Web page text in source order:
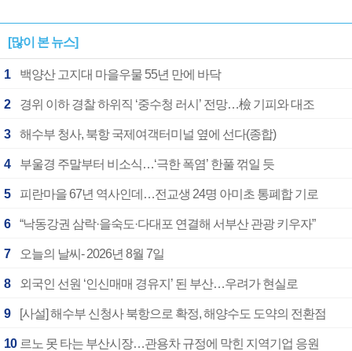
[많이 본 뉴스]
1 백양산 고지대 마을우물 55년 만에 바닥
2 경위 이하 경찰 하위직 ‘중수청 러시’ 전망…檢 기피와 대조
3 해수부 청사, 북항 국제여객터미널 옆에 선다(종합)
4 부울경 주말부터 비소식…‘극한 폭염’ 한풀 꺾일 듯
5 피란마을 67년 역사인데…전교생 24명 아미초 통폐합 기로
6 “낙동강권 삼락·을숙도·다대포 연결해 서부산 관광 키우자”
7 오늘의 날씨- 2026년 8월 7일
8 외국인 선원 ‘인신매매 경유지’ 된 부산…우려가 현실로
9 [사설] 해수부 신청사 북항으로 확정, 해양수도 도약의 전환점
10 르노 못 타는 부산시장…관용차 규정에 막힌 지역기업 응원